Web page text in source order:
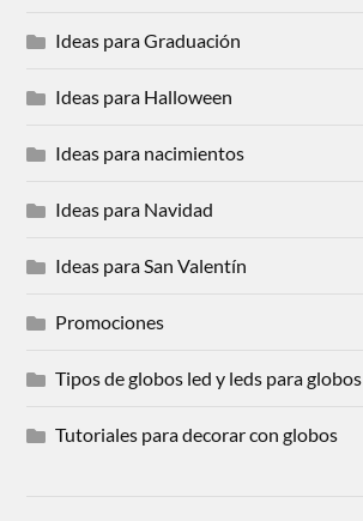
Ideas para Graduación
Ideas para Halloween
Ideas para nacimientos
Ideas para Navidad
Ideas para San Valentín
Promociones
Tipos de globos led y leds para globos
Tutoriales para decorar con globos